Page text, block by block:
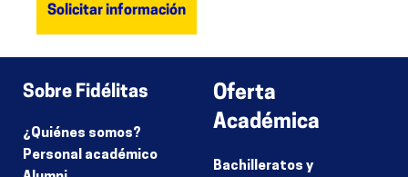
Sobre Fidélitas
¿Quiénes somos?
Personal académico
Oferta
Académica
Bachilleratos y